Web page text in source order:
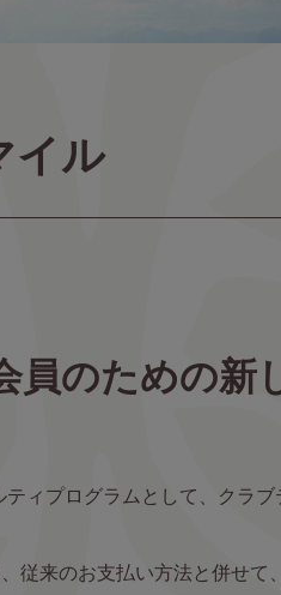
イル
員のための新
ィプログラムとして、クラ
従来のお支払い方法と併せ